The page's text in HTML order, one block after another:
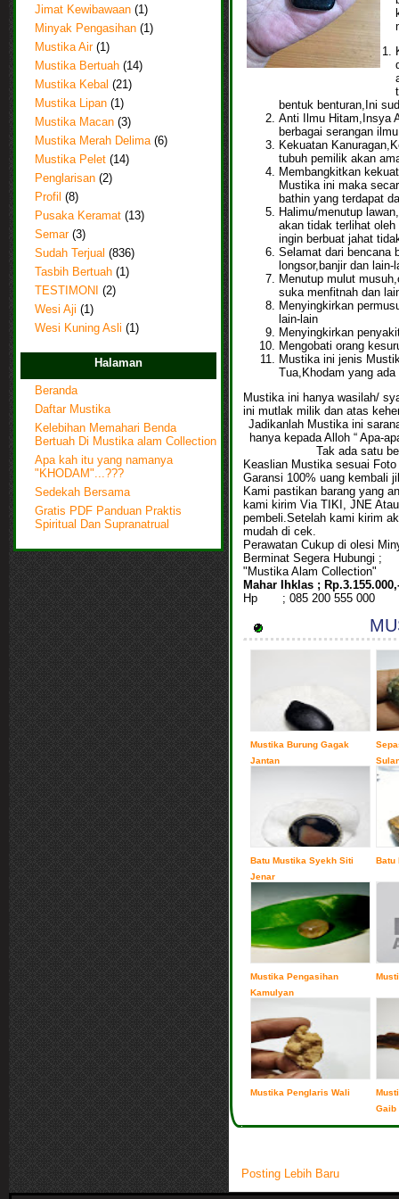
Jimat Kewibawaan (1)
Minyak Pengasihan (1)
Mustika Air (1)
Mustika Bertuah (14)
Mustika Kebal (21)
Mustika Lipan (1)
Mustika Macan (3)
Mustika Merah Delima (6)
Mustika Pelet (14)
Penglarisan (2)
Profil (8)
Pusaka Keramat (13)
Semar (3)
Sudah Terjual (836)
Tasbih Bertuah (1)
TESTIMONI
(2)
Wesi Aji (1)
Wesi Kuning Asli (1)
Halaman
Beranda
Daftar Mustika
Kelebihan Memahari Benda
Bertuah Di Mustika alam Collection
Apa kah itu yang namanya
"KHODAM"...???
Sedekah Bersama
Gratis PDF Panduan Praktis
Spiritual Dan Supranatrual
bentuk benturan,Ini
Anti Ilmu Hitam,Insya
berbagai serangan
Kekuatan
tubuh pemilik akan
Membangkitkan
Mustika ini maka
bathin yang terdapat
Halimu/menutup
akan tidak terlihat
ingin berbuat jahat
Selamat dari bencana
longsor,banjir dan lain-
Menutup mulut
suka menfitnah dan
Menyingkirkan
lain-lain
Menyingkirkan
Mengobati orang
Mustika ini jenis
Tua,Khodam yang
Mustika ini hanya wasilah/
ini mutlak milik dan atas
Jadikanlah Mustika ini
hanya kepada Alloh “ Apa-
Tak ada satu
Keaslian Mustika sesuai Foto
Garansi 100% uang kembali
Kami pastikan barang yang
kami kirim Via TIKI, JNE
pembeli.Setelah kami kirim
mudah di cek.
Perawatan Cukup di olesi
Berminat Segera Hubungi ;
"Mustika Alam Collection"
Mahar Ihklas ;
Hp ; 085 200 555 000
Mustika Burung Gagak
Jantan
Batu Mustika Syekh Siti
Jenar
Batu
Mustika Pengasihan
Kamulyan
Mustika Penglaris Wali
Gaib
Posting Lebih Baru